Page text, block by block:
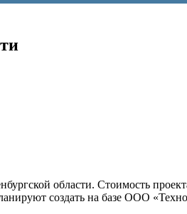
области. Стоимость
создать на базе ООО